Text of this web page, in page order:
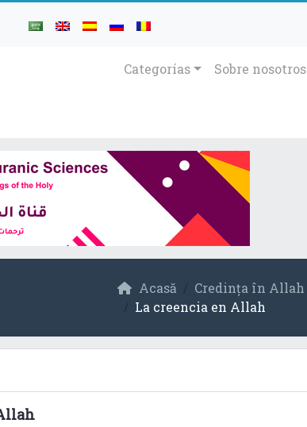
Categorías Sobre nosotros
Acasă
Credința în Allah
La creencia en Allah